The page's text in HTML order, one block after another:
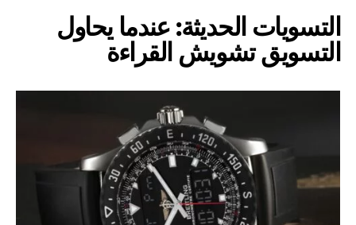
التسويات الحديثة: عندما يحاول
التسويق تشويش القراءة